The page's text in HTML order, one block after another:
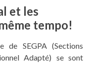
et les
tempo!
de SEGPA (Sections
Adapté) se sont